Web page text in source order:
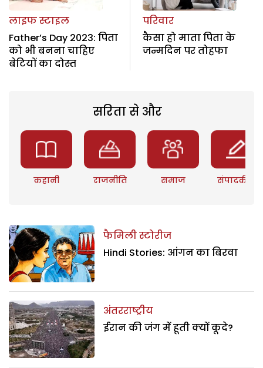
लाइफ स्टाइल
Father’s Day 2023: पिता
को भी बनना चाहिए
बेटियों का दोस्त
परिवार
कैसा हो माता पिता के
जन्मदिन पर तोहफा
सरिता से और
कहानी राजनीति समाज संपादकीय
फैमिली स्टोरीज
Hindi Stories: आंगन का बिरवा
अंतरराष्ट्रीय
ईरान की जंग में हूती क्यों कूदे?